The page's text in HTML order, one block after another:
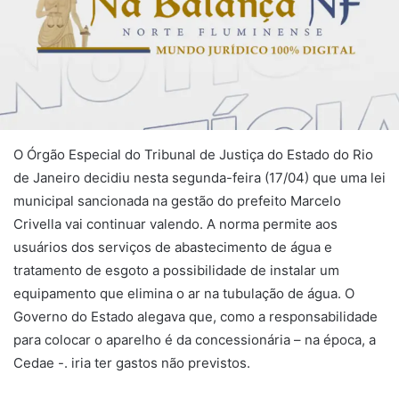
O Órgão Especial do Tribunal de Justiça do Estado do Rio
de Janeiro decidiu nesta segunda-feira (17/04) que uma lei
municipal sancionada na gestão do prefeito Marcelo
Crivella vai continuar valendo. A norma permite aos
usuários dos serviços de abastecimento de água e
tratamento de esgoto a possibilidade de instalar um
equipamento que elimina o ar na tubulação de água. O
Governo do Estado alegava que, como a responsabilidade
para colocar o aparelho é da concessionária – na época, a
Cedae -. iria ter gastos não previstos.